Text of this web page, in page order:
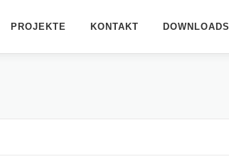
PROJEKTE KONTAKT DOWNLOADS